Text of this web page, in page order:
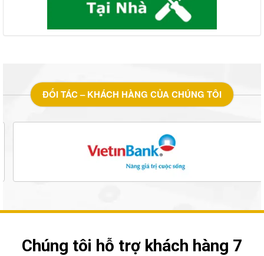
ĐỐI TÁC – KHÁCH HÀNG CỦA CHÚNG TÔI
Chúng tôi hỗ trợ khách hàng 7